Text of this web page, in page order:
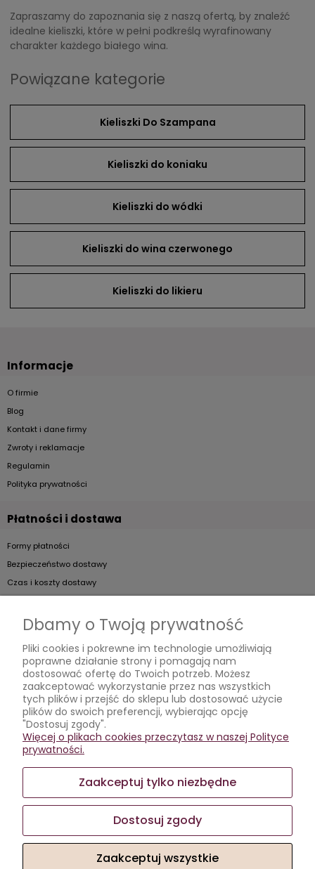
Zapraszamy do zapoznania się z naszą ofertą, by znaleźć
idealne kieliszki, które w pełni podkreślą wyrafinowany
charakter każdego białego wina.
Powiązane kategorie
Kieliszki Do Szampana
Kieliszki do koniaku
Kieliszki do wódki
Kieliszki do wina czerwonego
Kieliszki do likieru
Informacje
O firmie
Blog
Kontakt i dane firmy
Zwroty i reklamacje
Regulamin
Polityka prywatności
Płatności i dostawa
Formy płatności
Bezpieczeństwo dostawy
Czas i koszty dostawy
Artykuły
Jak dobierać kieliszki do szampana?
Jak podawać koniak?
Jak prawidłowo dbać o kieliszki?
Wybieramy kieliszki
Moje konto
Przechowalnia
Sklep internetowy Shoper.pl
Dbamy o Twoją prywatność
Pliki cookies i pokrewne im technologie umożliwiają
poprawne działanie strony i pomagają nam
dostosować ofertę do Twoich potrzeb. Możesz
zaakceptować wykorzystanie przez nas wszystkich
tych plików i przejść do sklepu lub dostosować użycie
plików do swoich preferencji, wybierając opcję
"Dostosuj zgody".
Więcej o plikach cookies przeczytasz w naszej Polityce
prywatności.
Zaakceptuj tylko niezbędne
Dostosuj zgody
Zaakceptuj wszystkie